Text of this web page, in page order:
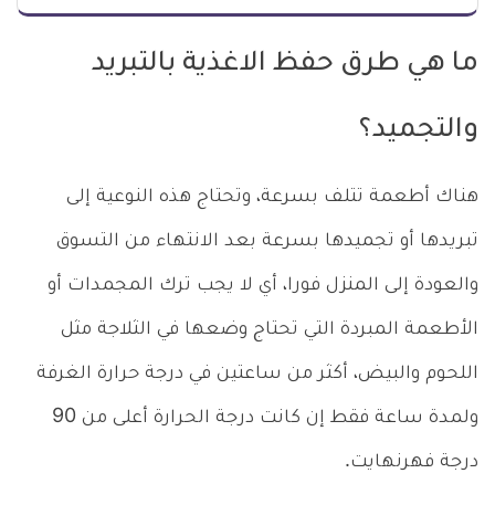
ما هي طرق حفظ الاغذية بالتبريد
والتجميد؟
هناك أطعمة تتلف بسرعة، وتحتاج هذه النوعية إلى
تبريدها أو تجميدها بسرعة بعد الانتهاء من التسوق
والعودة إلى المنزل فورا، أي لا يجب ترك المجمدات أو
الأطعمة المبردة التي تحتاج وضعها في الثلاجة مثل
اللحوم والبيض، أكثر من ساعتين في درجة حرارة الغرفة
ولمدة ساعة فقط إن كانت درجة الحرارة أعلى من 90
درجة فهرنهايت.